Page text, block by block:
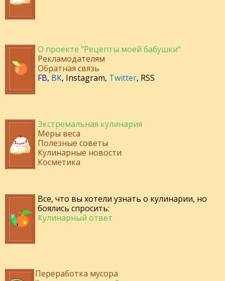
О проекте "Рецепты моей бабушки"
Рекламодателям
Обратная связь
FB, ВК, Instagram, Twitter, RSS
Экстремальная кулинария
Меры веса
Полезные советы
Кулинарные новости
Косметика
Все, что вы хотели узнать о кулинарии, но
боялись спросить:
Кулинарный ответ
Переработка мусора